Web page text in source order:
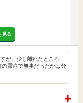
見る
が、少し離れたところ
雪崩で無事だったかは分